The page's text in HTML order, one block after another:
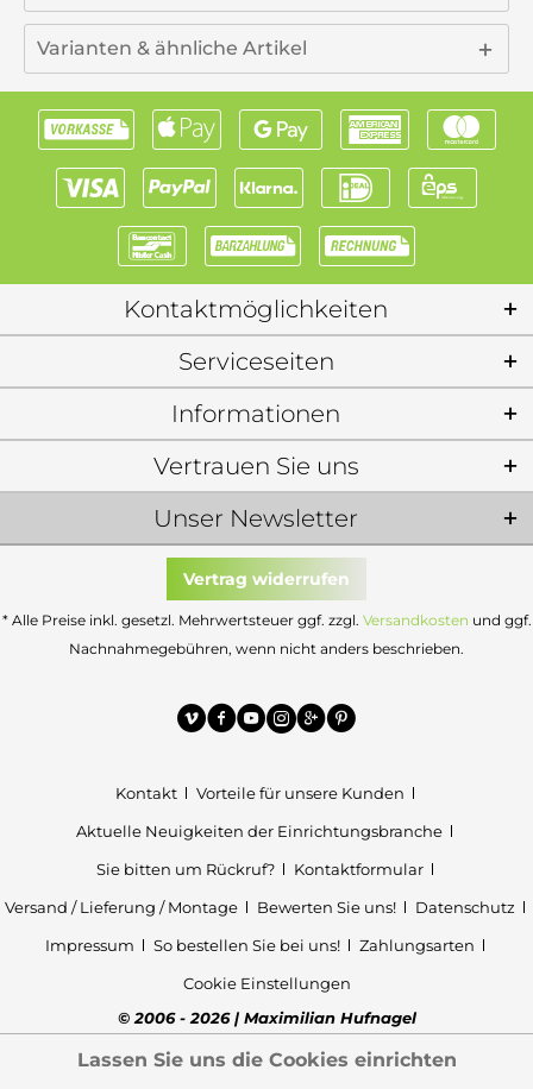
Varianten & ähnliche Artikel
Kontaktmöglichkeiten
Serviceseiten
Informationen
Unser Newsletter
Vertrauen Sie uns
Vertrag widerrufen
* Alle Preise inkl. gesetzl. Mehrwertsteuer ggf. zzgl. Versandkosten und ggf.
Nachnahmegebühren, wenn nicht anders beschrieben.
Kontakt
Vorteile für unsere Kunden
Aktuelle Neuigkeiten der Einrichtungsbranche
Sie bitten um Rückruf?
Kontaktformular
Versand / Lieferung / Montage
Bewerten Sie uns!
Datenschutz
Impressum
So bestellen Sie bei uns!
Zahlungsarten
Cookie Einstellungen
© 2006 - 2026 | Maximilian Hufnagel
Lassen Sie uns die Cookies einrichten